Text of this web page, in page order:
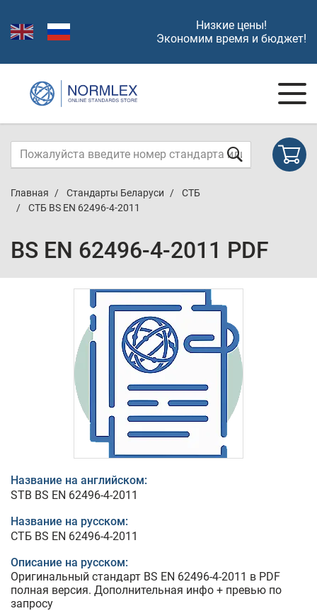
Низкие цены!
Экономим время и бюджет!
Главная Стандарты Беларуси
СТБ
СТБ BS EN 62496-4-2011
BS EN 62496-4-2011 PDF
Название на английском:
STB BS EN 62496-4-2011
Название на русском:
СТБ BS EN 62496-4-2011
Описание на русском:
Оригинальный стандарт BS EN 62496-4-2011 в PDF
полная версия. Дополнительная инфо + превью по
запросу